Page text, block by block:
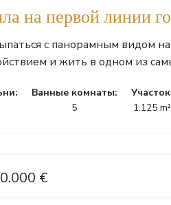
на первой линии
с панорамным видом
и жить в одном из
Ванные комнаты:
5
1.125 m²
€